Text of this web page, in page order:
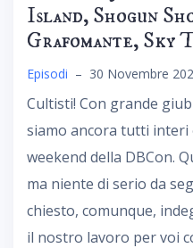
Island, Shogun
Grafomante, Sky
Episodi – 30 Novembre
Cultisti! Con grande
siamo ancora tutti interi
weekend della DBCon.
ma niente di serio da
chiesto, comunque,
il nostro lavoro per voi